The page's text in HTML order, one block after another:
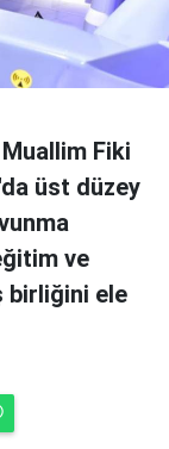
Fiki
üst düzey
ve
birliğini ele